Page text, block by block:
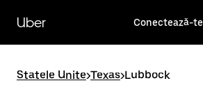
direct
conținutul
principal
Uber Conectează-te
Statele Unite>Texas>Lubbock